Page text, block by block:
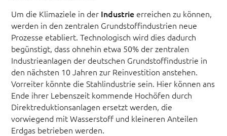
Um die Klimaziele in der Industrie erreichen zu können,
werden in den zentralen Grundstoffindustrien neue
Prozesse etabliert. Technologisch wird dies dadurch
begünstigt, dass ohnehin etwa 50% der zentralen
Industrieanlagen der deutschen Grundstoffindustrie in
den nächsten 10 Jahren zur Reinvestition anstehen.
Vorreiter könnte die Stahlindustrie sein. Hier können ans
Ende ihrer Lebenszeit kommende Hochöfen durch
Direktreduktionsanlagen ersetzt werden, die
vorwiegend mit Wasserstoff und kleineren Anteilen
Erdgas betrieben werden.